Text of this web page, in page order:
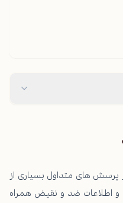
پرسش های متداول بسیاری از
و اطلاعات ضد و نقیض همراه